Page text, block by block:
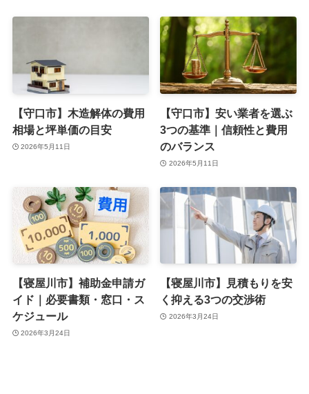
【守口市】木造解体の費用
相場と坪単価の目安
2026年5月11日
【守口市】安い業者を選ぶ
3つの基準｜信頼性と費用
のバランス
2026年5月11日
【寝屋川市】補助金申請ガ
イド｜必要書類・窓口・ス
ケジュール
2026年3月24日
【寝屋川市】見積もりを安
く抑える3つの交渉術
2026年3月24日